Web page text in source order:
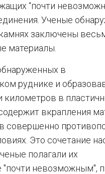
“почти
Ученые
заключены
материалы.
в
руднике и
километров в
вкрапления
совершенно
Это сочетание
полагали их
"почти невозможным",